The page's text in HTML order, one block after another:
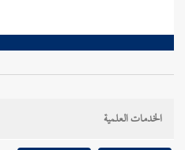
الخدمات العلمية